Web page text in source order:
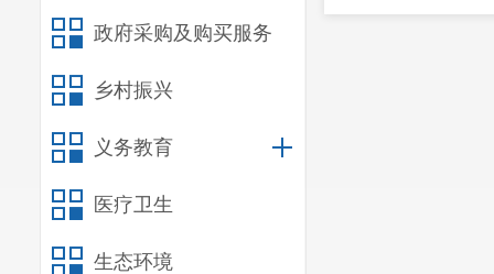
政府采购及购买服务
乡村振兴
义务教育
医疗卫生
生态环境